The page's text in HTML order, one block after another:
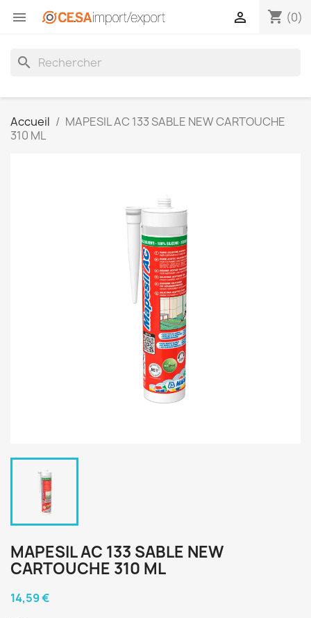
 shopping_cart (0)

search
Accueil
MAPESIL AC 133 SABLE NEW CARTOUCHE
310 ML
MAPESIL AC 133 SABLE NEW
CARTOUCHE 310 ML
14,59 €